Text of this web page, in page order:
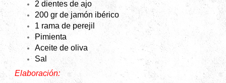
2 dientes de ajo
200 gr de jamón ibérico
1 rama de perejil
Pimienta
Aceite de oliva
Sal
Elaboración: